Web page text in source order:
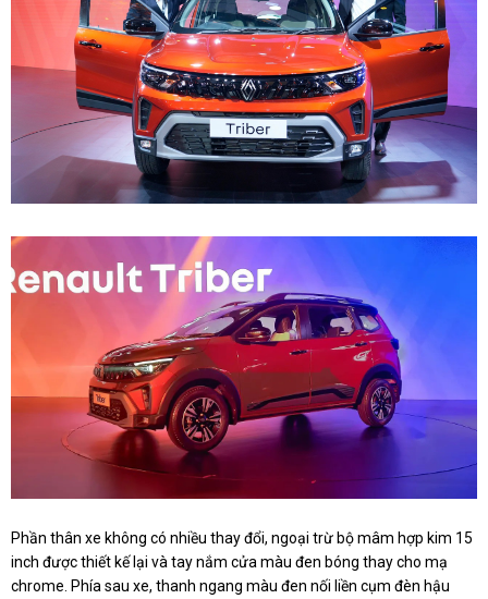
Phần thân xe không có nhiều thay đổi, ngoại trừ bộ mâm hợp kim 15
inch được thiết kế lại và tay nắm cửa màu đen bóng thay cho mạ
chrome. Phía sau xe, thanh ngang màu đen nối liền cụm đèn hậu